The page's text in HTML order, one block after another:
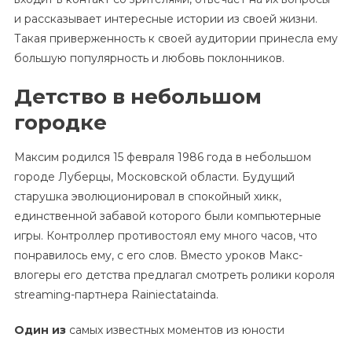
и рассказывает интересные истории из своей жизни.
Такая приверженность к своей аудитории принесла ему
большую популярность и любовь поклонников.
Детство в небольшом
городке
Максим родился 15 февраля 1986 года в небольшом
городе Луберцы, Московской области. Будущий
старушка эволюционировал в спокойный хикк,
единственной забавой которого были компьютерные
игры. Контроллер противостоял ему много часов, что
понравилось ему, с его слов. Вместо уроков Макс-
влогеры его детства предлагал смотреть ролики короля
streaming-партнера Rainiectatainda.
Один изсамых известных моментов из юности